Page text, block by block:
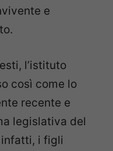
e
l’istituto
così come lo
recente e
legislativa del
i figli